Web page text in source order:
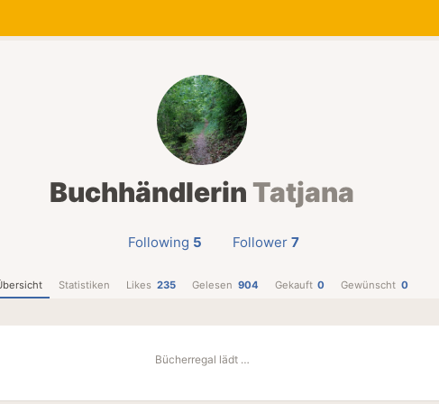
Buchhändlerin Tatjana
Following 5 Follower 7
Statistiken Likes 235 Gelesen 904 Gekauft 0 Gewünscht 0
Bücherregal lädt …